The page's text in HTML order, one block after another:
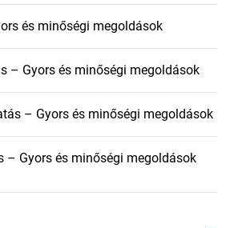
és minőségi megoldások
– Gyors és minőségi megoldások
– Gyors és minőségi megoldások
– Gyors és minőségi megoldások